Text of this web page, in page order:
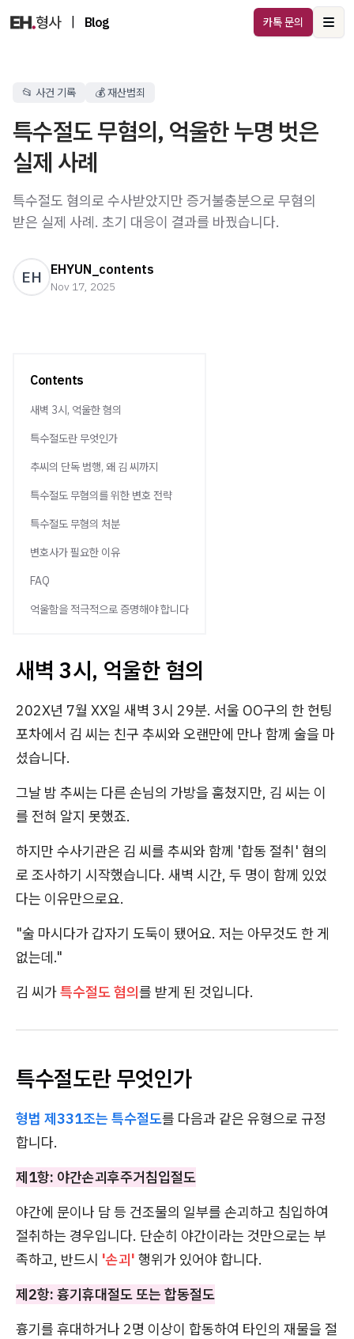
Blog 카톡 문의
📂 사건 기록 💰 재산범죄
특수절도 무혐의, 억울한 누명 벗은
실제 사례
특수절도 혐의로 수사받았지만 증거불충분으로 무혐의
받은 실제 사례. 초기 대응이 결과를 바꿨습니다.
EH EHYUN_contents
Nov 17, 2025
Contents
새벽 3시, 억울한 혐의
특수절도란 무엇인가
추씨의 단독 범행, 왜 김 씨까지
특수절도 무혐의를 위한 변호 전략
특수절도 무혐의 처분
변호사가 필요한 이유
FAQ
억울함을 적극적으로 증명해야 합니다
새벽 3시, 억울한 혐의
202X년 7월 XX일 새벽 3시 29분. 서울 OO구의 한 헌팅
포차에서 김 씨는 친구 추씨와 오랜만에 만나 함께 술을 마
셨습니다.
그날 밤 추씨는 다른 손님의 가방을 훔쳤지만, 김 씨는 이
를 전혀 알지 못했죠.
하지만 수사기관은 김 씨를 추씨와 함께 '합동 절취' 혐의
로 조사하기 시작했습니다. 새벽 시간, 두 명이 함께 있었
다는 이유만으로요.
"술 마시다가 갑자기 도둑이 됐어요. 저는 아무것도 한 게
없는데."
김 씨가특수절도 혐의를 받게 된 것입니다.
특수절도란 무엇인가
형법 제331조는 특수절도를 다음과 같은 유형으로 규정
합니다.
제1항: 야간손괴후주거침입절도
야간에 문이나 담 등 건조물의 일부를 손괴하고 침입하여
절취하는 경우입니다. 단순히 야간이라는 것만으로는 부
족하고, 반드시 '손괴' 행위가 있어야 합니다.
제2항: 흉기휴대절도 또는 합동절도
흉기를 휴대하거나 2명 이상이 합동하여 타인의 재물을 절